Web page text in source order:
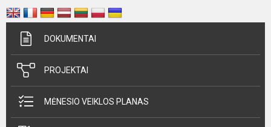
DOKUMENTAI
PROJEKTAI
MĖNESIO VEIKLOS PLANAS